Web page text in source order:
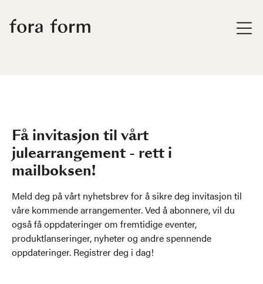
Få invitasjon til vårt
julearrangement - rett i
mailboksen!
Meld deg på vårt nyhetsbrev for å sikre deg invitasjon til
våre kommende arrangementer. Ved å abonnere, vil du
også få oppdateringer om fremtidige eventer,
produktlanseringer, nyheter og andre spennende
oppdateringer. Registrer deg i dag!